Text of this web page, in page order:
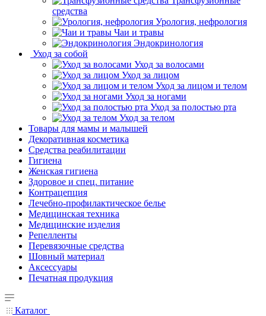
средства
Урология, нефрология
Чаи и травы
Эндокринология
Уход за собой
Уход за волосами
Уход за лицом
Уход за лицом и телом
Уход за ногами
Уход за полостью рта
Уход за телом
Товары для мамы и малышей
Декоративная косметика
Средства реабилитации
Гигиена
Женская гигиена
Здоровое и спец. питание
Контрацепция
Лечебно-профилактическое белье
Медицинская техника
Медицинские изделия
Репелленты
Перевязочные средства
Шовный материал
Аксессуары
Печатная продукция
Каталог